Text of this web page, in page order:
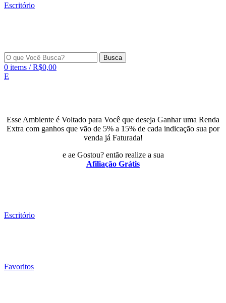
Escritório
Busca
0 items / R$0,00
E
Esse Ambiente é Voltado para Você que deseja Ganhar uma Renda
Extra com ganhos que vão de 5% a 15% de cada indicação sua por
venda já Faturada!
e ae Gostou? então realize a sua
Afiliação Grátis
Escritório
Favoritos
500 UN15X10 CM